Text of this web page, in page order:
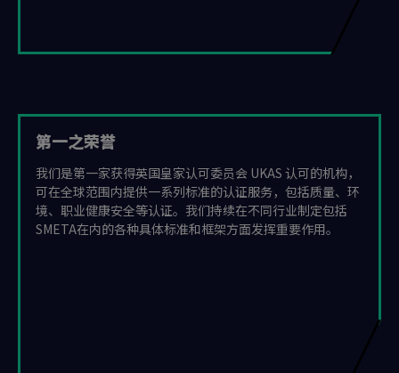
第一之荣誉
我们是第一家获得英国皇家认可委员会 UKAS 认可的机构，
可在全球范围内提供一系列标准的认证服务，包括质量、环
境、职业健康安全等认证。我们持续在不同行业制定包括
SMETA在内的各种具体标准和框架方面发挥重要作用。